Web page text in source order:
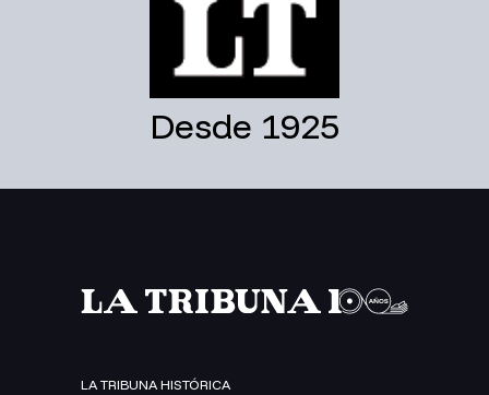
Desde 1925
LA TRIBUNA HISTÓRICA